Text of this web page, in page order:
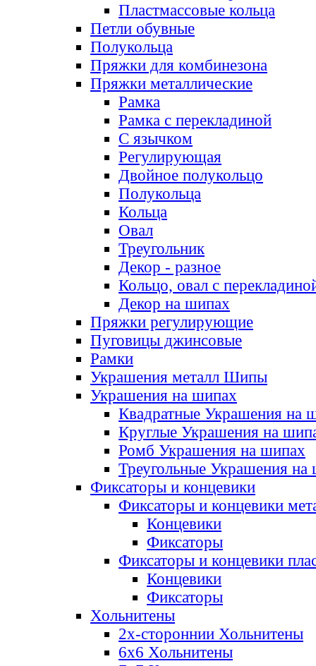
Пластмассовые кольца
Петли обувные
Полукольца
Пряжки для комбинезона
Пряжки металлические
Рамка
Рамка с перекладиной
С язычком
Регулирующая
Двойное полукольцо
Полукольца
Кольца
Овал
Треугольник
Декор - разное
Кольцо, овал с
Декор на шипах
Пряжки регулирующие
Пуговицы джинсовые
Рамки
Украшения металл Шипы
Украшения на шипах
Квадратные Украшения на
Круглые Украшения на
Ромб Украшения на шипах
Треугольные Украшения на
Фиксаторы и концевики
Фиксаторы и концевики
Концевики
Фиксаторы
Фиксаторы и концевики
Концевики
Фиксаторы
Хольнитены
2х-стороннии Хольнитены
6х6 Хольнитены